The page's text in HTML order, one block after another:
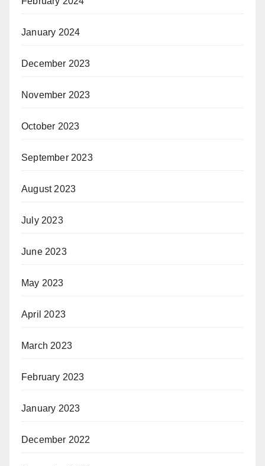
January 2024
December 2023
November 2023
October 2023
September 2023
August 2023
July 2023
June 2023
May 2023
April 2023
March 2023
February 2023
January 2023
December 2022